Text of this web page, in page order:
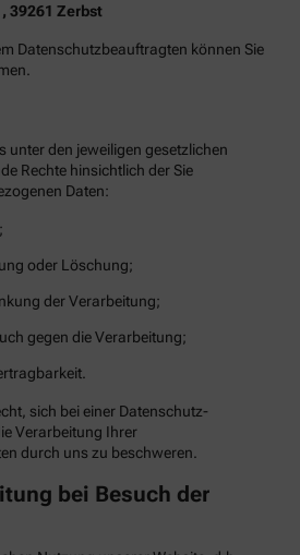
39261 Zerbst
Datenschutzbeauftragten können Sie
unter den jeweiligen gesetzlichen
Rechte hinsichtlich der Sie
Daten:
oder Löschung;
der Verarbeitung;
gegen die Verarbeitung;
sich bei einer Datenschutz-
Verarbeitung Ihrer
durch uns zu beschweren.
bei Besuch der